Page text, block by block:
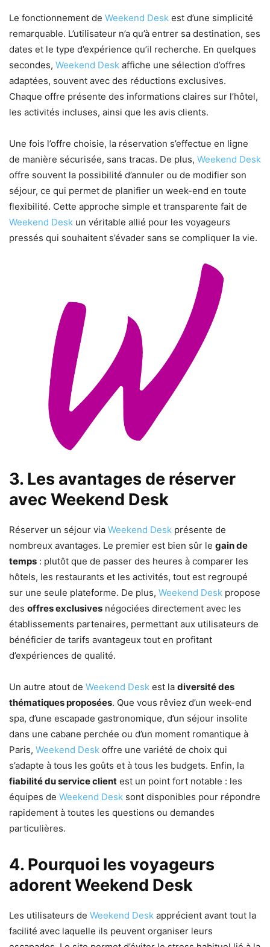
Le fonctionnement de Weekend Desk est d’une simplicité
remarquable. L’utilisateur n’a qu’à entrer sa destination, ses
dates et le type d’expérience qu’il recherche. En quelques
secondes, Weekend Desk affiche une sélection d’offres
adaptées, souvent avec des réductions exclusives.
Chaque offre présente des informations claires sur l’hôtel,
les activités incluses, ainsi que les avis clients.
Une fois l’offre choisie, la réservation s’effectue en ligne
de manière sécurisée, sans tracas. De plus, Weekend Desk
offre souvent la possibilité d’annuler ou de modifier son
séjour, ce qui permet de planifier un week-end en toute
flexibilité. Cette approche simple et transparente fait de
Weekend Desk un véritable allié pour les voyageurs
pressés qui souhaitent s’évader sans se compliquer la vie.
3. Les avantages de réserver
avec Weekend Desk
Réserver un séjour via Weekend Desk présente de
nombreux avantages. Le premier est bien sûr le gain de
temps : plutôt que de passer des heures à comparer les
hôtels, les restaurants et les activités, tout est regroupé
sur une seule plateforme. De plus, Weekend Desk propose
des offres exclusives négociées directement avec les
établissements partenaires, permettant aux utilisateurs de
bénéficier de tarifs avantageux tout en profitant
d’expériences de qualité.
Un autre atout de Weekend Desk est la diversité des
thématiques proposées. Que vous rêviez d’un week-end
spa, d’une escapade gastronomique, d’un séjour insolite
dans une cabane perchée ou d’un moment romantique à
Paris, Weekend Desk offre une variété de choix qui
s’adapte à tous les goûts et à tous les budgets. Enfin, la
fiabilité du service client est un point fort notable : les
équipes de Weekend Desk sont disponibles pour répondre
rapidement à toutes les questions ou demandes
particulières.
4. Pourquoi les voyageurs
adorent Weekend Desk
Les utilisateurs de Weekend Desk apprécient avant tout la
facilité avec laquelle ils peuvent organiser leurs